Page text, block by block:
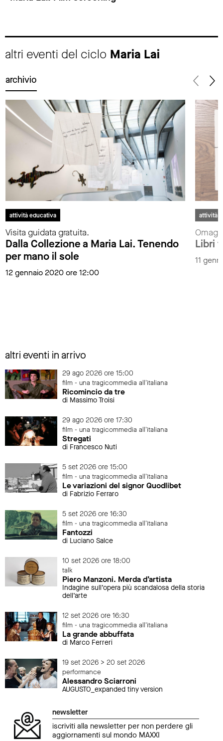
altri eventi del ciclo Maria Lai
archivio
attività educativa
Visita guidata gratuita.
Dalla Collezione a Maria Lai. Tenendo
per mano il sole
12 gennaio 2020 ore 12:00
attività
Libri
11
altri eventi in arrivo
29 ago 2026 ore 15:00
film - una tragicommedia all'italiana
Ricomincio da tre
di Massimo Troisi
29 ago 2026 ore 17:30
film - una tragicommedia all'italiana
Stregati
di Francesco Nuti
5 set 2026 ore 15:00
film - una tragicommedia all'italiana
Le variazioni del signor Quodlibet
di Fabrizio Ferraro
5 set 2026 ore 16:30
film - una tragicommedia all'italiana
Fantozzi
di Luciano Salce
10 set 2026 ore 18:00
talk
Piero Manzoni. Merda d’artista
Indagine sull’opera più scandalosa della storia
dell’arte
12 set 2026 ore 16:30
film - una tragicommedia all'italiana
La grande abbuffata
di Marco Ferreri
19 set 2026 > 20 set 2026
performance
Alessandro Sciarroni
AUGUSTO_expanded tiny version
newsletter
iscriviti alla newsletter per non perdere gli
aggiornamenti sul mondo MAXXI